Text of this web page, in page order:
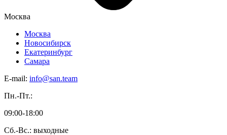
Москва
Москва
Новосибирск
Екатеринбург
Самара
E-mail: info@san.team
Пн.-Пт.:
09:00-18:00
Сб.-Вс.: выходные